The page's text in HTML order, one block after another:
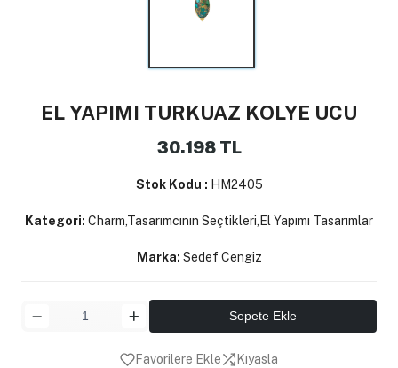
EL YAPIMI TURKUAZ KOLYE UCU
30.198 TL
Stok Kodu : HM2405
Kategori: Charm,Tasarımcının Seçtikleri,El Yapımı Tasarımlar
Marka: Sedef Cengiz
Sepete Ekle
Favorilere Ekle Kıyasla